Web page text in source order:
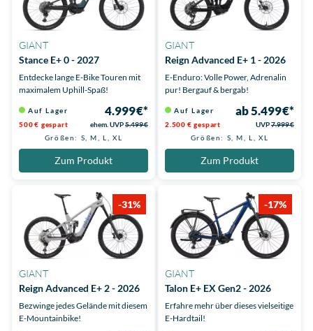
GIANT
Stance E+ 0 - 2027
Entdecke lange E-Bike Touren mit
maximalem Uphill-Spaß!
Auf Lager 4.999 €*
500 € gespart ehem. UVP5.499 €
Größen: S, M, L, XL
Zum Produkt
GIANT
Reign Advanced E+ 1 - 2026
E-Enduro: Volle Power, Adrenalin
pur! Bergauf & bergab!
Auf Lager ab 5.499 €*
2.500 € gespart UVP7.999 €
Größen: S, M, L, XL
Zum Produkt
-31%
GIANT
Reign Advanced E+ 2 - 2026
Bezwinge jedes Gelände mit diesem
E-Mountainbike!
-17%
GIANT
Talon E+ EX Gen2 - 2026
Erfahre mehr über dieses vielseitige
E-Hardtail!